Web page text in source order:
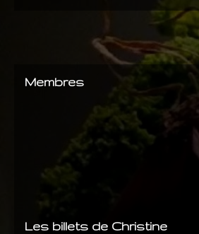
Membres
Les billets de Christine